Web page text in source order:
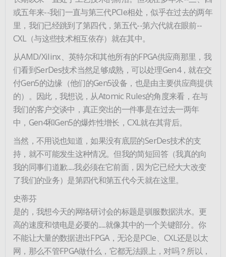
或五年来--我们一直与第三代PCIe相处，似乎在过去的两年
里，我们已经跳到了第四代，第五代--第六代就在眼前--
CXL（与这些技术相互依存）就在其中。
从AMD/Xilinx、英特尔和其他所有的FPGA供应商那里，我
们看到SerDes技术当然足够成熟，可以处理Gen4，就在交
付Gen5的边缘（他们的Gen5设备，也是由主要供应商提供
的）。因此，我想说，从Atomic Rules的角度来看，在与
我们的客户交谈中，真正突出的一件事是在过去一两年
中，Gen4和Gen5的爆炸性增长，CXL就在其背后。
当然，不用说也知道，如果没有底层的SerDes技术的支
持，就不可能发生这种情况。但我的简短回答（我真的向
我的同事们道歉......我必须在它前面，因为它已经大大改变
了我们的业务）是第四代和第五代今天就在这里。
史蒂芬
是的，我想今天的网络研讨会的标题是驯服数据洪水。更
高的速度和馈电是必要的......就像其中的一个关键部分。你
不能让大量的数据进出FPGA，无论是PCIe、CXL还是以太
网，那么不管FPGA做什么，它都无法跟上，对吗？所以，